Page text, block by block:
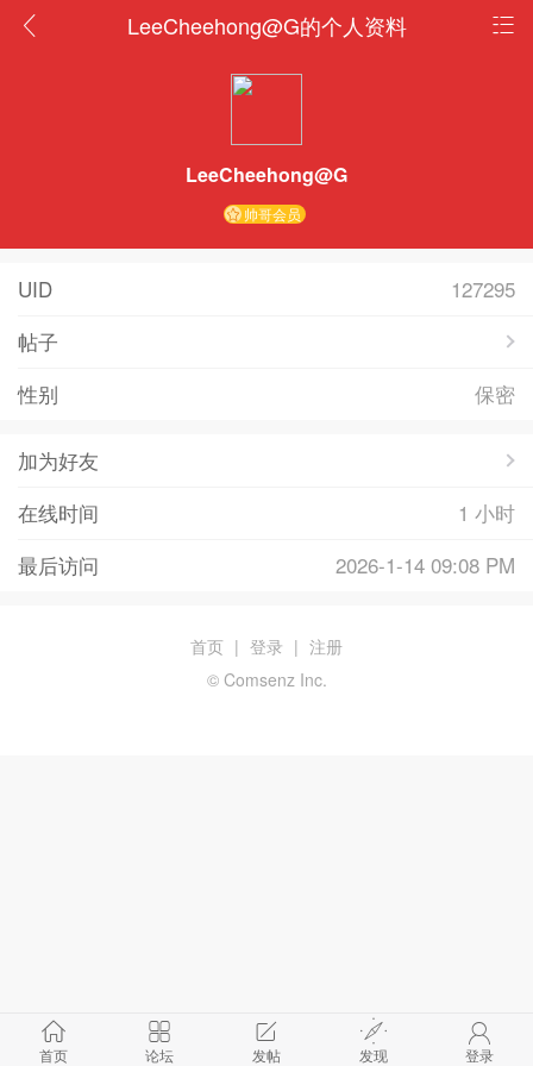
LeeCheehong@G的个人资料
LeeCheehong@G
帅哥会员
UID
127295
帖子
性别
保密
加为好友
在线时间
1 小时
最后访问
2026-1-14 09:08 PM
首页 论坛 发帖 发现 登录
首页 | 登录 | 注册
© Comsenz Inc.